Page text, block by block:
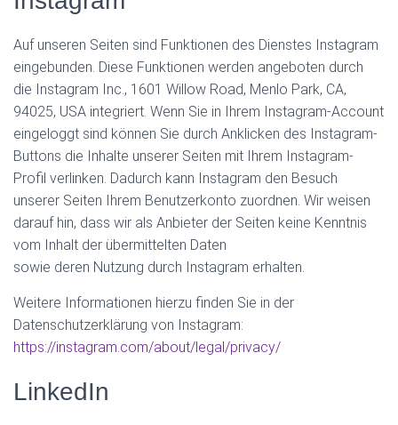
Auf unseren Seiten sind Funktionen des Dienstes Instagram
eingebunden. Diese Funktionen werden angeboten durch
die Instagram Inc., 1601 Willow Road, Menlo Park, CA,
94025, USA integriert. Wenn Sie in Ihrem Instagram-Account
eingeloggt sind können Sie durch Anklicken des Instagram-
Buttons die Inhalte unserer Seiten mit Ihrem Instagram-
Profil verlinken. Dadurch kann Instagram den Besuch
unserer Seiten Ihrem Benutzerkonto zuordnen. Wir weisen
darauf hin, dass wir als Anbieter der Seiten keine Kenntnis
vom Inhalt der übermittelten Daten
sowie deren Nutzung durch Instagram erhalten.
Weitere Informationen hierzu finden Sie in der
Datenschutzerklärung von Instagram:
https://instagram.com/about/legal/privacy/
LinkedIn